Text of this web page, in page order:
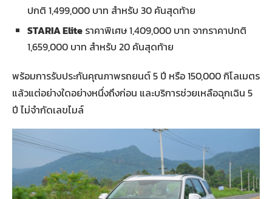
ปกติ 1,499,000 บาท สำหรับ 30 คันสุดท้าย
STARIA Elite ราคาพิเศษ 1,409,000 บาท จากราคาปกติ
1,659,000 บาท สำหรับ 20 คันสุดท้าย
พร้อมการรับประกันคุณภาพรถยนต์ 5 ปี หรือ 150,000 กิโลเมตร
แล้วแต่อย่างใดอย่างหนึ่งถึงก่อน และบริการช่วยเหลือฉุกเฉิน 5
ปี ไม่จำกัดเลขไมล์